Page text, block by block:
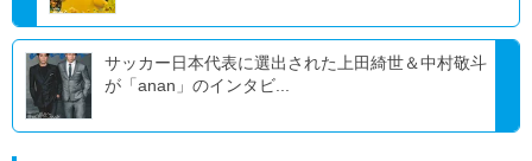
サッカー日本代表に選出された上田綺世＆中村敬斗
が「anan」のインタビ...